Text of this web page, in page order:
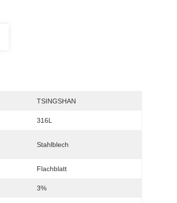
TSINGSHAN
316L
Stahlblech
Flachblatt
3%